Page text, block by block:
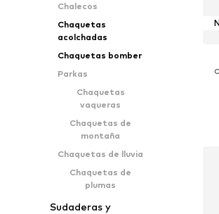
Chalecos
Chaquetas
acolchadas
Chaquetas bomber
Parkas
Chaquetas
vaqueras
Chaquetas de
montaña
Chaquetas de lluvia
Chaquetas de
plumas
Sudaderas y